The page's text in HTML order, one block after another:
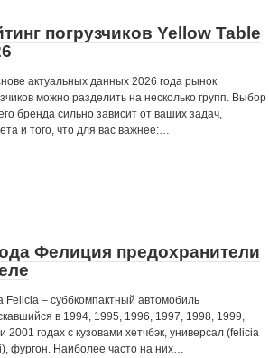
погрузчиков Yellow Table
актуальных данных 2026 года рынок
можно разделить на несколько групп. Выбор
бренда сильно зависит от ваших задач,
и того, что для вас важнее:…
Фелиция предохранители
Felicia – суббкомпактный автомобиль
в 1994, 1995, 1996, 1997, 1998, 1999,
2001 годах с кузовами хетчбэк, универсал (felicia
фургон. Наиболее часто на них…